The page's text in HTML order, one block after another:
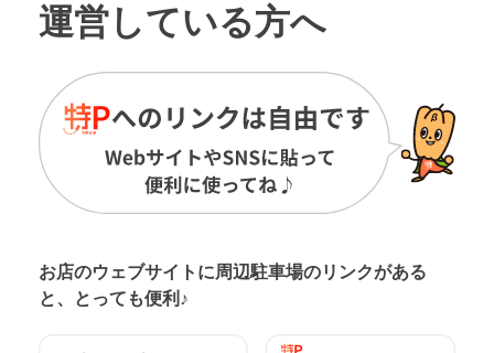
運営している方へ
お店のウェブサイトに周辺駐車場のリンクがある
と、とっても便利♪